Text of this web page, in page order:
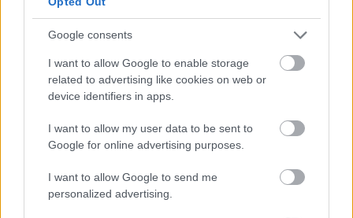
Google consents
I want to allow Google to enable storage
related to advertising like cookies on web or
device identifiers in apps.
I want to allow my user data to be sent to
Google for online advertising purposes.
I want to allow Google to send me
personalized advertising.
naipig sajnálom a döntésemet.
dayerses.com/data_images/posts/renault-ondine-
gordini/renault-ondine-gordini-06.jpg
Hamster
@doktorur: Néztem, hogy mi ez a Gordini, aztán
az, hogy sportverzió egy ilyen autónál?